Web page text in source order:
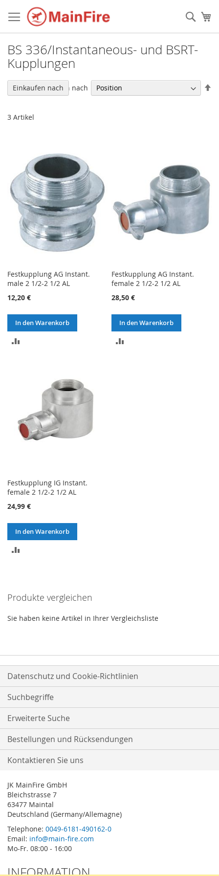
zum
Inhalt
BS 336/Instantaneous- und BSRT-
Kupplungen
3 Artikel
Sortieren nach
Festkupplung AG Instant.
male 2 1/2-2 1/2 AL
12,20 €
In den Warenkorb
Festkupplung AG Instant.
female 2 1/2-2 1/2 AL
28,50 €
In den Warenkorb
Festkupplung IG Instant.
female 2 1/2-2 1/2 AL
24,99 €
In den Warenkorb
Einkaufen nach
Produkte vergleichen
Sie haben keine Artikel in Ihrer Vergleichsliste
Datenschutz und Cookie-Richtlinien
Suchbegriffe
Erweiterte Suche
Bestellungen und Rücksendungen
Kontaktieren Sie uns
JK MainFire GmbH
Bleichstrasse 7
63477 Maintal
Deutschland (Germany/Allemagne)
Telephone: 0049-6181-490162-0
Email: info@main-fire.com
Mo-Fr. 08:00 - 16:00
INFORMATION